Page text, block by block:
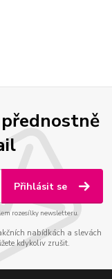
Přihlásit se
rozesílky newsletteru.
nabídkách a slevách
kdykoliv zrušit.